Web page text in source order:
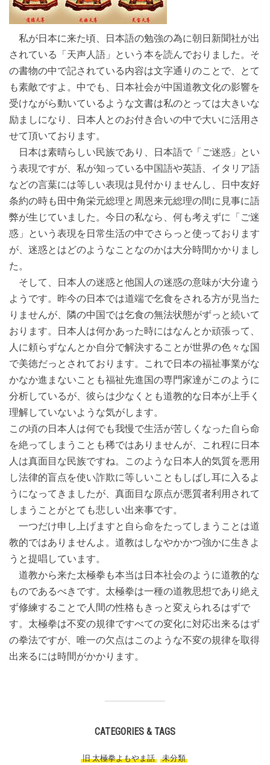
私が日本に来た頃、日本語の勉強の為に朝日新聞社が出
されている「天声人語」という本を読んでおりました。そ
の書物の中で記されている内容は文字通りのことで、とて
も素敵ですよ。中でも、日本社会が中国道教文化の影響を
受けながら動いているような文書は私のとっては大きいな
励ましになり、日本人とのお付き合いの中で大いに活用さ
せて頂いております。
日本は素晴らしい民族であり、日本語で「ご迷惑」とい
う表現ですが、私が知っている中国語や英語、イタリア語
などの言葉には等しい表現は見付かりませんし、日中友好
条約の時も田中角栄元総理と周恩来元総理の間に見事に語
弊が生じていました。今日の私なら、何も考えずに「ご迷
惑」という表現を日常生活の中でさらっと使っております
が、迷惑とはどのようなことなのかは大分時間かかりまし
た。
そして、日本人の迷惑と他国人の迷惑の意味が大分違う
ようです。昨今の日本では道端で乞食をされる方が見当た
りませんが、隣の中国では乞食の無法状態がずっと続いて
おります。日本人は何かあった時にはなんとか頑張って、
人に頼らずなんとか自分で解決することが世界の色々な国
で美徳だっとされております。これで日本の福祉事業がな
かなか進まないことも福祉先進国の専門家達がこのように
分析しているが、彼らは少なくとも道教的な日本が上手く
理解していないような気がします。
この頃の日本人は何でも我慢で生活が苦しくなった自ら命
を絶ってしまうことも稀ではありませんが、これ程に日本
人は真面目な民族ですね。このような日本人的気質を悪用
し法律的盲点を使い詐欺に等しいこともしばし耳に入るよ
うになってきましたが、真面目な原点が悪質者利用されて
しまうことがとても悲しい出来事です。
一つだけ申し上げますと自ら命をたってしまうことは道
教的ではありませんよ。道教はしなやかかつ強かに生きよ
うと提唱しています。
道教から来た太極拳も本当は日本社会のように道教的な
ものであるべきです。太極拳は一種の道教思想であり絶え
ず修練することで人間の性格もきっと変えられるはずで
す。太極拳は不変の規律ですべての変化に対応出来るはず
の拳法ですが、唯一の欠点はこのような不変の規律を取得
出来るには時間がかかります。
CATEGORIES & TAGS
旧 太極拳よもやま話 未分類